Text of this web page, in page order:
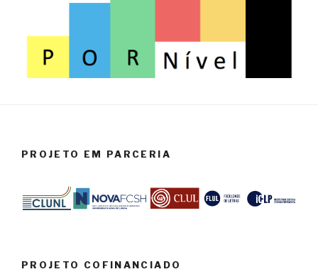
PROJETO EM PARCERIA
PROJETO COFINANCIADO